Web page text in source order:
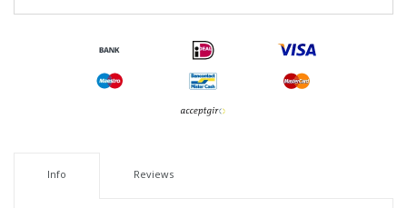
Info Reviews